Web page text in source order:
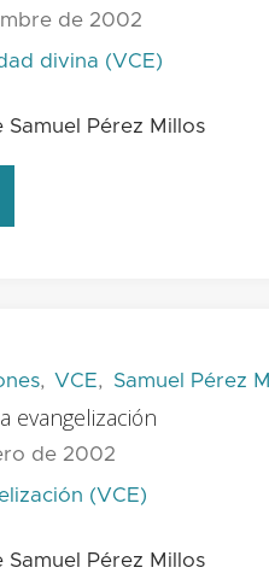
de 2002
divina (VCE)
Samuel Pérez Millos
, VCE, Samuel Pérez
evangelización
de 2002
(VCE)
Samuel Pérez Millos